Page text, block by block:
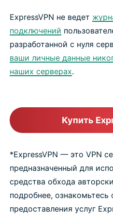
ExpressVPN не ведет
подключений
разработанной с нуля
ваши личные данные
наших серверах.
Купить
*ExpressVPN — это VPN
предназначенный для
средства обхода
подробнее, ознакомьтесь
предоставления услуг